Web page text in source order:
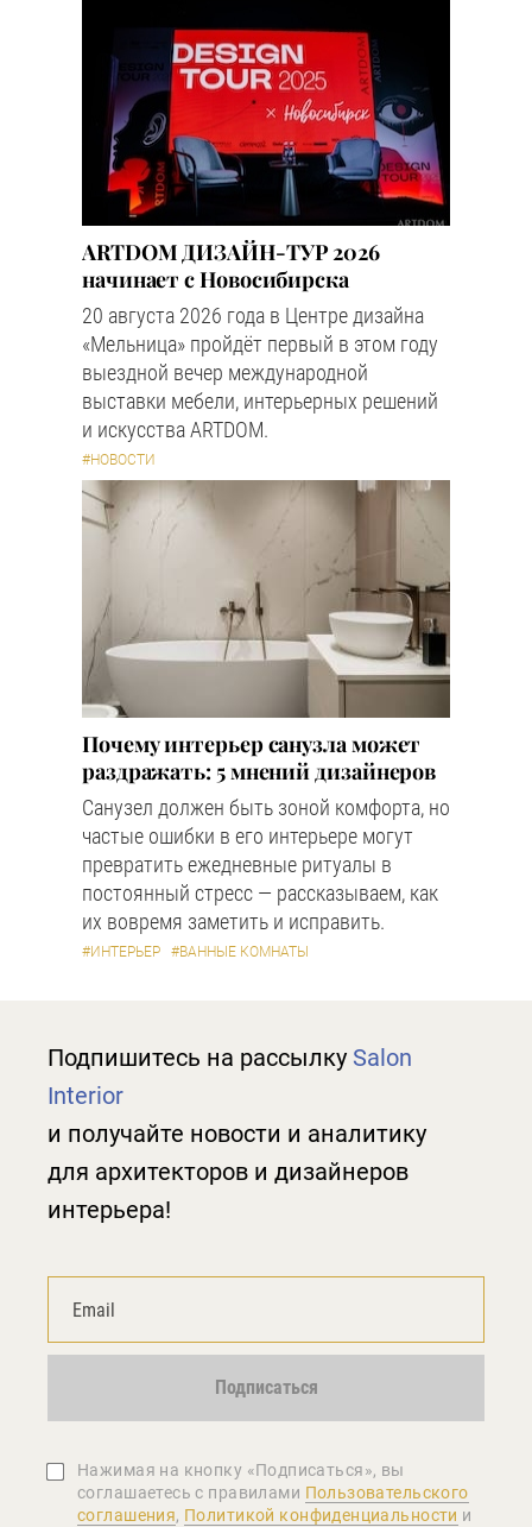
ARTDOM ДИЗАЙН-ТУР 2026
начинает с Новосибирска
20 августа 2026 года в Центре дизайна
«Мельница» пройдёт первый в этом году
выездной вечер международной
выставки мебели, интерьерных решений
и искусства ARTDOM.
#НОВОСТИ
Почему интерьер санузла может
раздражать: 5 мнений дизайнеров
Санузел должен быть зоной комфорта, но
частые ошибки в его интерьере могут
превратить ежедневные ритуалы в
постоянный стресс — рассказываем, как
их вовремя заметить и исправить.
#ИНТЕРЬЕР #ВАННЫЕ КОМНАТЫ
Подпишитесь на рассылку Salon
Interior
и получайте новости и аналитику
для архитекторов и дизайнеров
интерьера!
Подписаться
Нажимая на кнопку «Подписаться», вы
соглашаетеcь с правилами Пользовательского
соглашения, Политикой конфиденциальности и